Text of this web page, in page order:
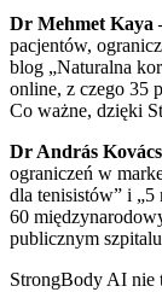
Dr Mehmet Kaya
pacjentów,
blog „Naturalna
online, z czego 35
Co ważne, dzięki
Dr András
ograniczeń w
dla tenisistów” i „5
60
publicznym
StrongBody AI nie